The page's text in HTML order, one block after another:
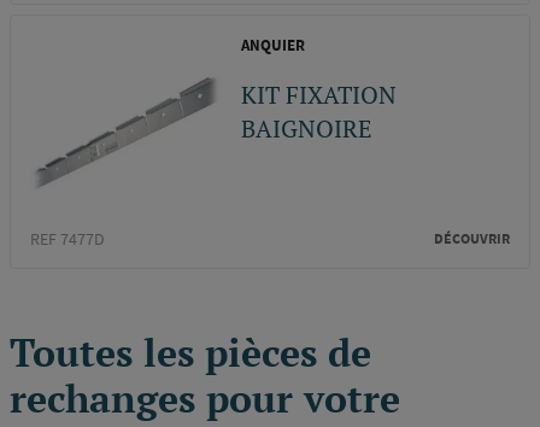
ANQUIER
KIT FIXATION
BAIGNOIRE
REF 7477D DÉCOUVRIR
Toutes les pièces de
rechanges pour votre